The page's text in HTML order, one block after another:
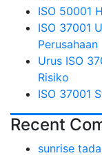
ISO 50001
ISO 37001
Perusahaan
Urus ISO
Risiko
ISO 37001
Recent
sunrise